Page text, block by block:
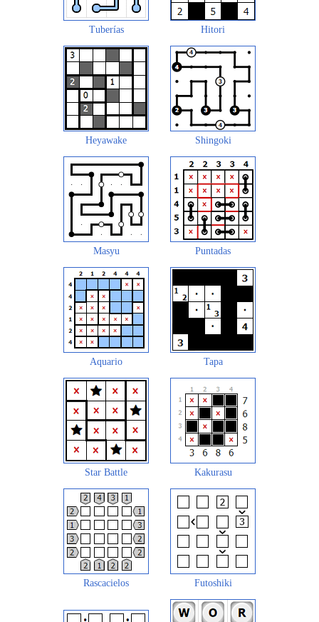
Tuberías Hitori
Heyawake Shingoki
Masyu Puntadas
Aquario Tapa
Star Battle Kakurasu
Rascacielos Futoshiki